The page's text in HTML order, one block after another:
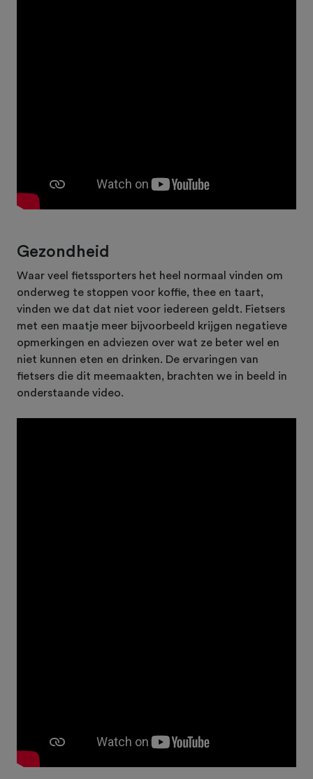
Gezondheid
Waar veel fietssporters het heel normaal vinden om
onderweg te stoppen voor koffie, thee en taart,
vinden we dat dat niet voor iedereen geldt. Fietsers
met een maatje meer bijvoorbeeld krijgen negatieve
opmerkingen en adviezen over wat ze beter wel en
niet kunnen eten en drinken. De ervaringen van
fietsers die dit meemaakten, brachten we in beeld in
onderstaande video.